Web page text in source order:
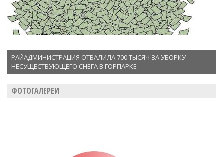
РАЙАДМИНИСТРАЦИЯ ОТВАЛИЛА 700 ТЫСЯЧ ЗА УБОРКУ
НЕСУЩЕСТВУЮЩЕГО СНЕГА В ГОРПАРКЕ
ФОТОГАЛЕРЕИ